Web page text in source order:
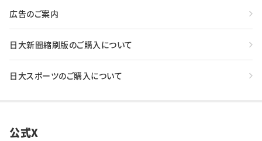
広告のご案内
日大新聞縮刷版のご購入について
日大スポーツのご購入について
公式X